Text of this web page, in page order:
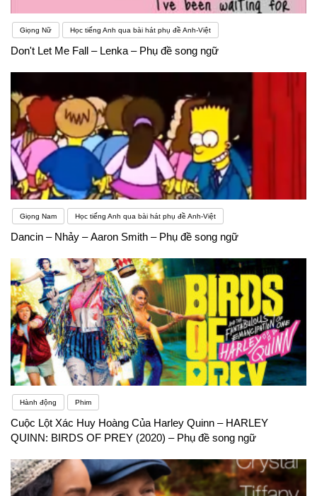
Giọng Nữ Học tiếng Anh qua bài hát phụ đề Anh-Việt
Don't Let Me Fall – Lenka – Phụ đề song ngữ
Giọng Nam Học tiếng Anh qua bài hát phụ đề Anh-Việt
Dancin – Nhảy – Aaron Smith – Phụ đề song ngữ
Hành động Phim
Cuộc Lột Xác Huy Hoàng Của Harley Quinn – HARLEY
QUINN: BIRDS OF PREY (2020) – Phụ đề song ngữ